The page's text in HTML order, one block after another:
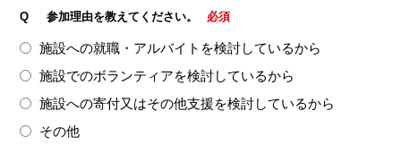
Q 参加理由を教えてください。 必須
施設への就職・アルバイトを検討しているから
施設でのボランティアを検討しているから
施設への寄付又はその他支援を検討しているから
その他